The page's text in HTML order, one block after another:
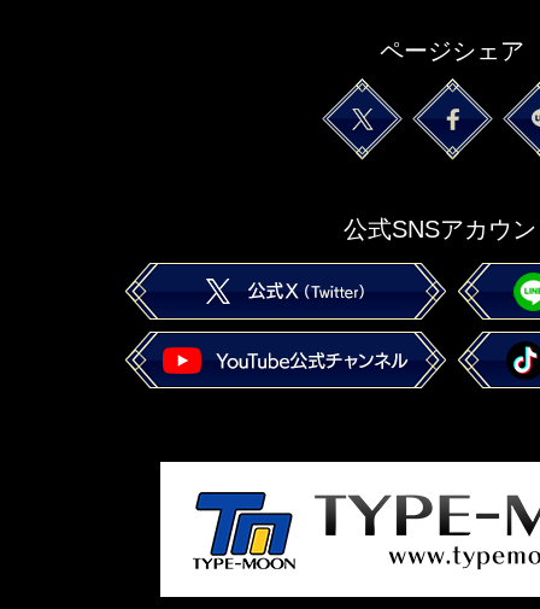
ページシェア
公式SNSアカウ